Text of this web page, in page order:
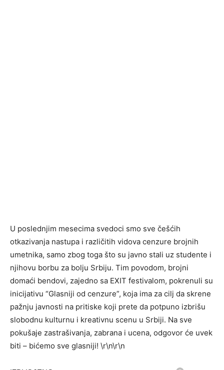
U poslednjim mesecima svedoci smo sve češćih
otkazivanja nastupa i različitih vidova cenzure brojnih
umetnika, samo zbog toga što su javno stali uz studente i
njihovu borbu za bolju Srbiju. Tim povodom, brojni
domaći bendovi, zajedno sa EXIT festivalom, pokrenuli su
inicijativu “Glasniji od cenzure”, koja ima za cilj da skrene
pažnju javnosti na pritiske koji prete da potpuno izbrišu
slobodnu kulturnu i kreativnu scenu u Srbiji. Na sve
pokušaje zastrašivanja, zabrana i ucena, odgovor će uvek
biti – bićemo sve glasniji! \r\n\r\n